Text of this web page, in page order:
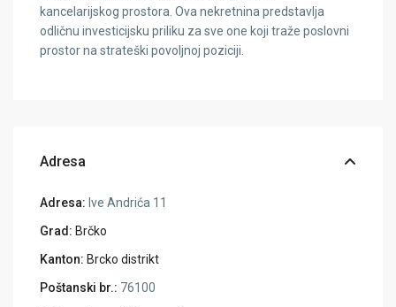
kancelarijskog prostora. Ova nekretnina predstavlja
odličnu investicijsku priliku za sve one koji traže poslovni
prostor na strateški povoljnoj poziciji.
Adresa
Adresa: Ive Andrića 11
Grad: Brčko
Kanton: Brcko distrikt
Poštanski br.: 76100